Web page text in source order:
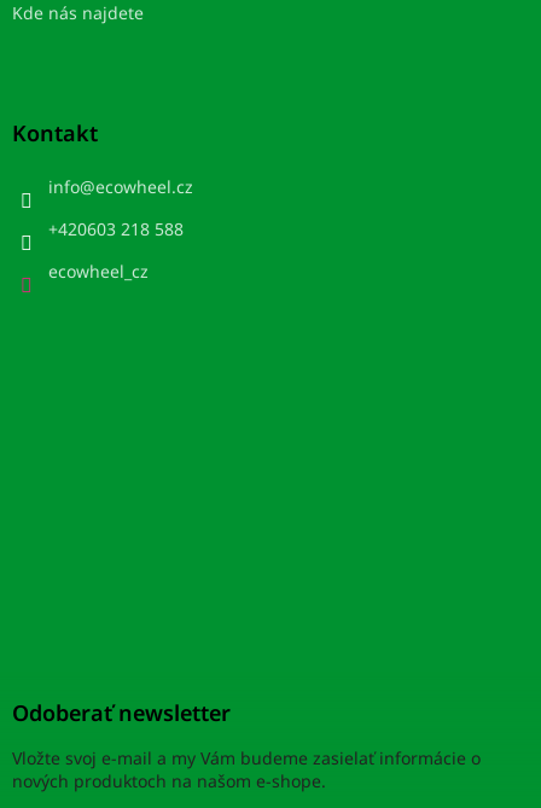
Kde nás najdete
Kontakt
info@ecowheel.cz
+420603 218 588
ecowheel_cz
Odoberať newsletter
Vložte svoj e-mail a my Vám budeme zasielať informácie o
nových produktoch na našom e-shope.